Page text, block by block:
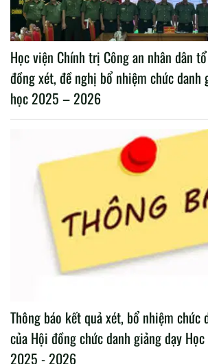
Học viện Chính trị Công an nhân dân
đồng xét, đề nghị bổ nhiệm chức danh
học 2025 – 2026
Thông báo kết quả xét, bổ nhiệm chức
của Hội đồng chức danh giảng dạy
2025 - 2026